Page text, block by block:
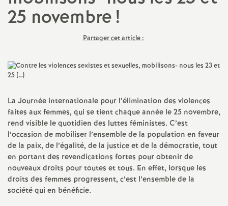
i
o
n
a
l
25 novembre!
Partager cet article :
La Journée internationale pour l’élimination des violences
faites aux femmes, qui se tient chaque année le 25 novembre,
rend visible le quotidien des luttes féministes. C’est
l’occasion de mobiliser l’ensemble de la population en faveur
de la paix, de l’égalité, de la justice et de la démocratie, tout
en portant des revendications fortes pour obtenir de
nouveaux droits pour toutes et tous. En effet, lorsque les
droits des femmes progressent, c’est l’ensemble de la
société qui en bénéficie.